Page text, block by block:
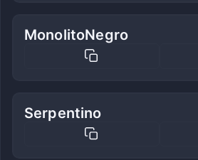
MonolitoNegro
Serpentino